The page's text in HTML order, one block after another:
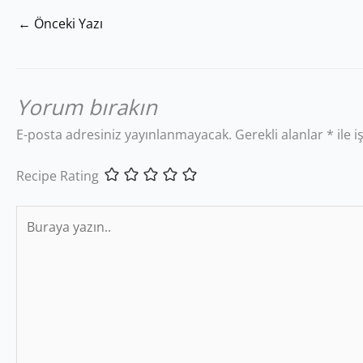
← Önceki Yazı
Yorum bırakın
E-posta adresiniz yayınlanmayacak. Gerekli alanlar * ile
Recipe Rating
yazın..